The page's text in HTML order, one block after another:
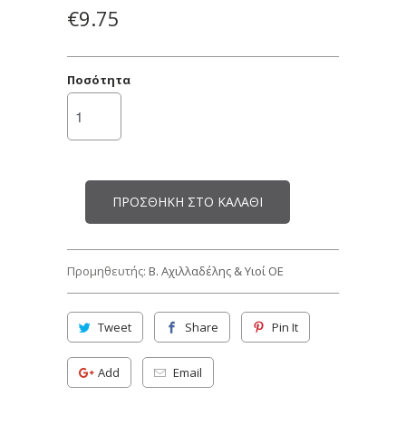
€9.75
Ποσότητα
ΠΡΟΣΘΉΚΗ ΣΤΟ ΚΑΛΆΘΙ
Προμηθευτής: Β. Αχιλλαδέλης & Υιοί ΟΕ
Tweet Share Pin It
Add Email